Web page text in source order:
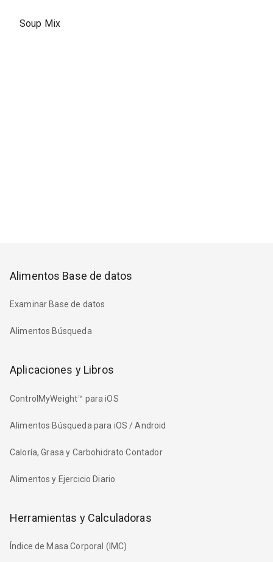
Soup Mix
Alimentos Base de datos
Examinar Base de datos
Alimentos Búsqueda
Aplicaciones y Libros
ControlMyWeight™ para iOS
Alimentos Búsqueda para iOS / Android
Caloría, Grasa y Carbohidrato Contador
Alimentos y Ejercicio Diario
Herramientas y Calculadoras
Índice de Masa Corporal (IMC)